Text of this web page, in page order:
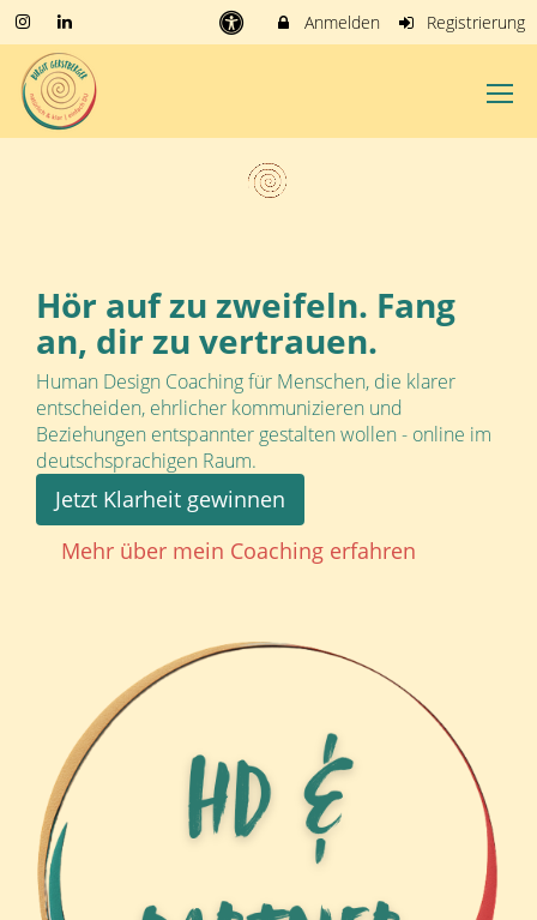
Anmelden Registrierung
Hör auf zu zweifeln. Fang
an, dir zu vertrauen.
Human Design Coaching für Menschen, die klarer
entscheiden, ehrlicher kommunizieren und
Beziehungen entspannter gestalten wollen - online im
deutschsprachigen Raum.
Jetzt Klarheit gewinnen
Mehr über mein Coaching erfahren